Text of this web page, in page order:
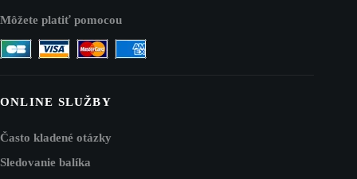
Môžete platiť pomocou
ONLINE SLUŽBY
Často kladené otázky
Sledovanie balíka